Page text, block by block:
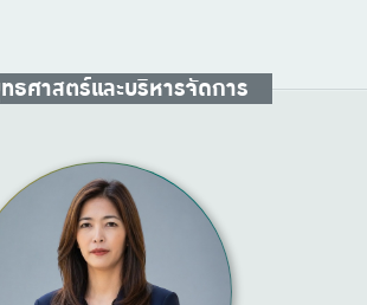
ธศาสตร์และบริหารจัดการ